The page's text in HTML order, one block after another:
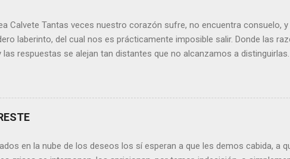
Calvete Tantas veces nuestro corazón sufre, no encuentra consuelo,
laberinto, del cual nos es prácticamente imposible salir. Donde las
las respuestas se alejan tan distantes que no alcanzamos a
que sí a esta pregunta. Por otra parte, si nos ponemos a
de la vida todos hemos sufrido por causa de una persona. Entonces
sobre la frase de Gabriel García Márquez que dice que “ninguna
posible que su mirada nos realce, pues los ojos del amor tienen esa
en la nube de los deseos los sí esperan a que les demos cabida, a